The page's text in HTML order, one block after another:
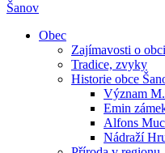
Šanov
Obec
Zajímavosti o obci
Tradice, zvyky
Historie obce
Význam
Emin
Alfons
Nádraží